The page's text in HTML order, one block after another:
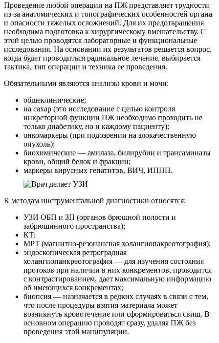
Проведение любой операции на ПЖ представляет трудности
из-за анатомических и топографических особенностей органа
и опасности тяжелых осложнений. Для их предотвращения
необходима подготовка к хирургическому вмешательству. С
этой целью проводятся лабораторные и функциональные
исследования. На основании их результатов решается вопрос,
когда будет проводиться радикальное лечение, выбирается
тактика, тип операции и техника ее проведения.
Обязательными являются анализы крови и мочи:
общеклинические;
на сахар (это исследование с целью контроля
инкреторной функции ПЖ необходимо проходить не
только диабетику, но и каждому пациенту);
онкомаркеры (при подозрении на злокачественную
опухоль);
биохимические — амилаза, билирубин и трансаминазы
крови, общий белок и фракции;
маркеры вирусных гепатитов, ВИЧ, ИППП.
К методам инструментальной диагностики относятся:
УЗИ ОБП и ЗП (органов брюшной полости и
забрюшинного пространства);
КТ;
МРТ (магнитно-резонансная холангиопакреотография);
эндоскопическая ретроградная
холангиопанкреотография — для изучения состояния
протоков при наличии в них конкрементов, проводится
с контрастированием, дает максимальную информацию
об имеющихся конкрементах;
биопсия — назначается в редких случаях в связи с тем,
что после процедуры взятия материала может
возникнуть кровотечение или сформироваться свищ. В
основном операцию проводят сразу, удаляя ПЖ без
проведения этой манипуляции.